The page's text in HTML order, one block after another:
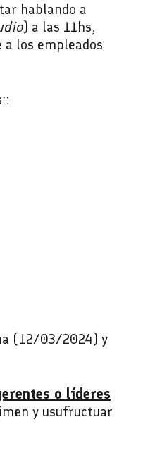
hablando a
) a las 11hs,
los empleados
(12/03/2024) y
o líderes
y usufructuar